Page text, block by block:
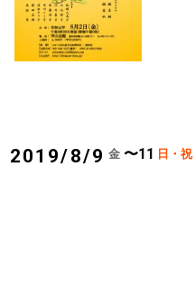
2019/8/9 金〜11 日・祝